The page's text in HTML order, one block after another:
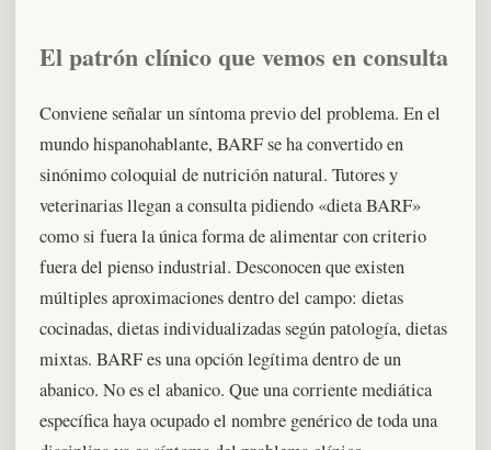
El patrón clínico que vemos en consulta
Conviene señalar un síntoma previo del problema. En el
mundo hispanohablante, BARF se ha convertido en
sinónimo coloquial de nutrición natural. Tutores y
veterinarias llegan a consulta pidiendo «dieta BARF»
como si fuera la única forma de alimentar con criterio
fuera del pienso industrial. Desconocen que existen
múltiples aproximaciones dentro del campo: dietas
cocinadas, dietas individualizadas según patología, dietas
mixtas. BARF es una opción legítima dentro de un
abanico. No es el abanico. Que una corriente mediática
específica haya ocupado el nombre genérico de toda una